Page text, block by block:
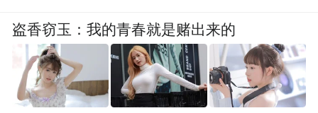
盗香窃玉：我的青春就是赌出来的